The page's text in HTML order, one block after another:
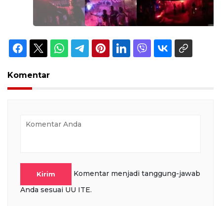
Komentar
Kirim
Komentar menjadi tanggung-jawab
Anda sesuai UU ITE.